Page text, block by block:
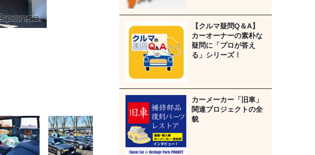
【クルマ疑問Q＆A】
カーオーナーの素朴な
疑問に「プロが答え
る」シリーズ！
カーメーカー「旧車」
関連プロジェクトの全
貌